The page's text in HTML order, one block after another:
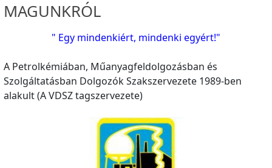
MAGUNKRÓL
" Egy mindenkiért, mindenki egyért!"
A Petrolkémiában, Műanyagfeldolgozásban és
Szolgáltatásban Dolgozók Szakszervezete 1989-ben
alakult (A VDSZ tagszervezete)